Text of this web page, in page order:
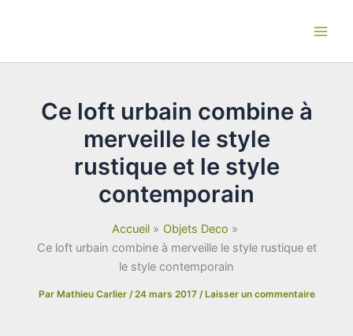
Ce loft urbain combine à
merveille le style
rustique et le style
contemporain
Accueil
Objets Deco
Ce loft urbain combine à merveille le style rustique et
le style contemporain
Par Mathieu Carlier /24 mars 2017 /Laisser un commentaire